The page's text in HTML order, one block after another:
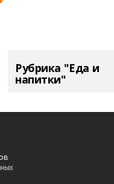
Рубрика "Еда и
напитки"